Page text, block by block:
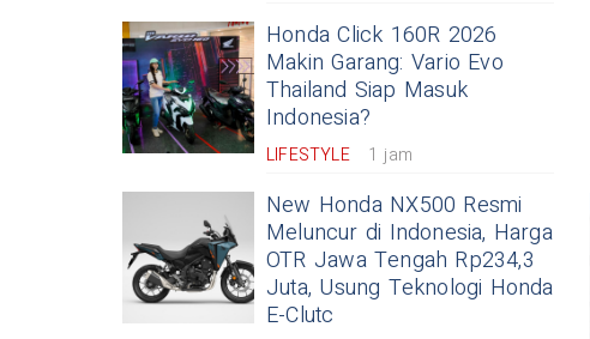
Honda Click 160R 2026
Makin Garang: Vario Evo
Thailand Siap Masuk
Indonesia?
LIFESTYLE 1 jam
New Honda NX500 Resmi
Meluncur di Indonesia, Harga
OTR Jawa Tengah Rp234,3
Juta, Usung Teknologi Honda
E-Clutc